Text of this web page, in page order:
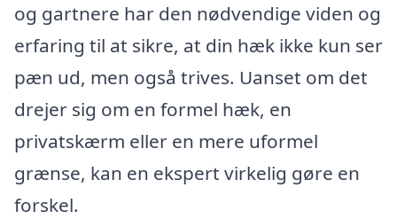
og gartnere har den nødvendige viden og
erfaring til at sikre, at din hæk ikke kun ser
pæn ud, men også trives. Uanset om det
drejer sig om en formel hæk, en
privatskærm eller en mere uformel
grænse, kan en ekspert virkelig gøre en
forskel.